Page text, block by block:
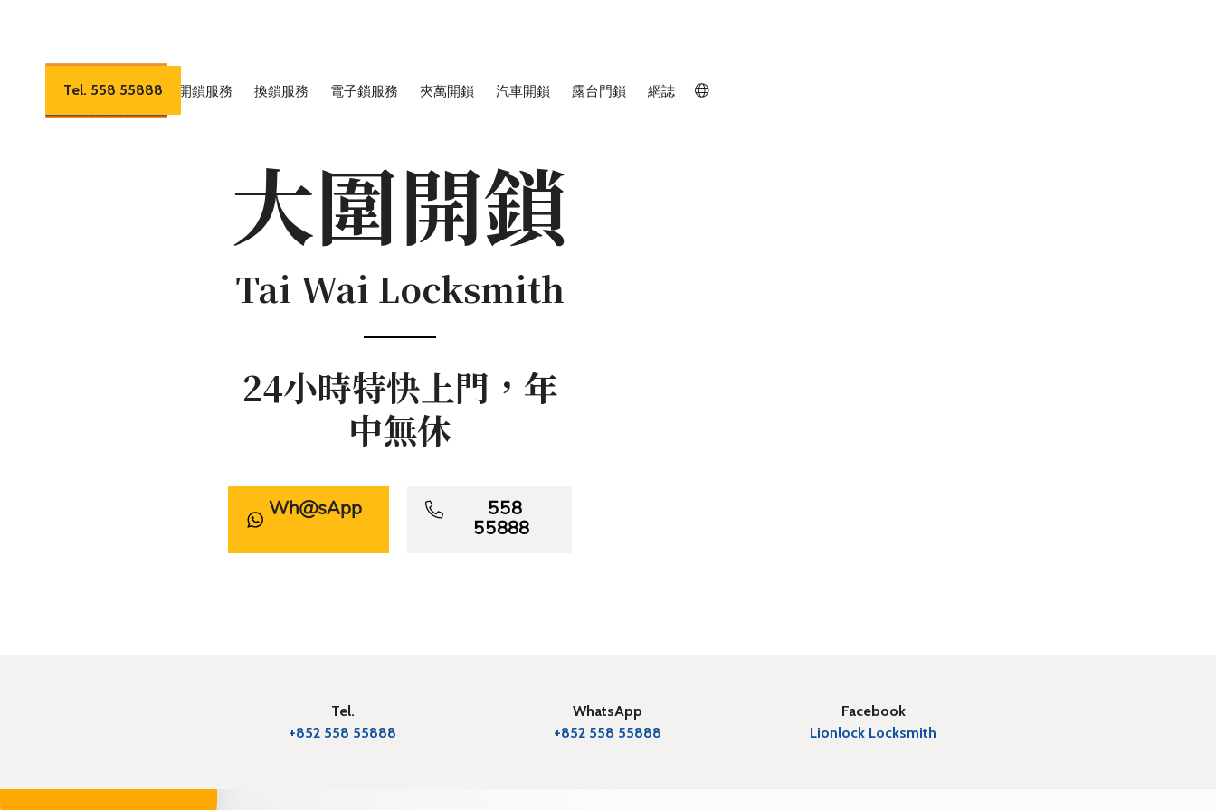
開鎖服務 換鎖服務 電子鎖服務 夾萬開鎖 汽車開鎖 露台門鎖 網誌 
Tel. 558 55888
大圍開鎖
Tai Wai Locksmith
24小時特快上門，年
中無休
WhatsApp 
558
55888
Tel.
+852 558 55888
WhatsApp
+852 558 55888
Facebook
Lionlock Locksmith